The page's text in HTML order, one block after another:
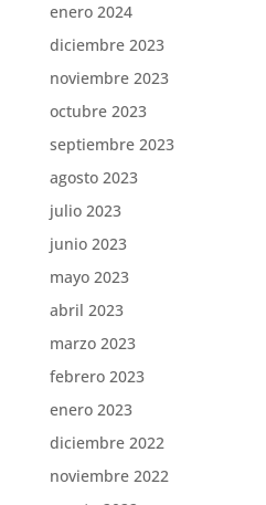
enero 2024
diciembre 2023
noviembre 2023
octubre 2023
septiembre 2023
agosto 2023
julio 2023
junio 2023
mayo 2023
abril 2023
marzo 2023
febrero 2023
enero 2023
diciembre 2022
noviembre 2022